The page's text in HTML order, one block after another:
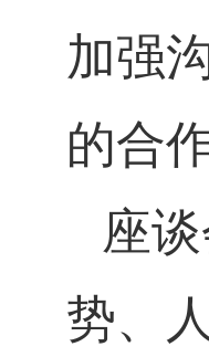
加强
的合
座
势、